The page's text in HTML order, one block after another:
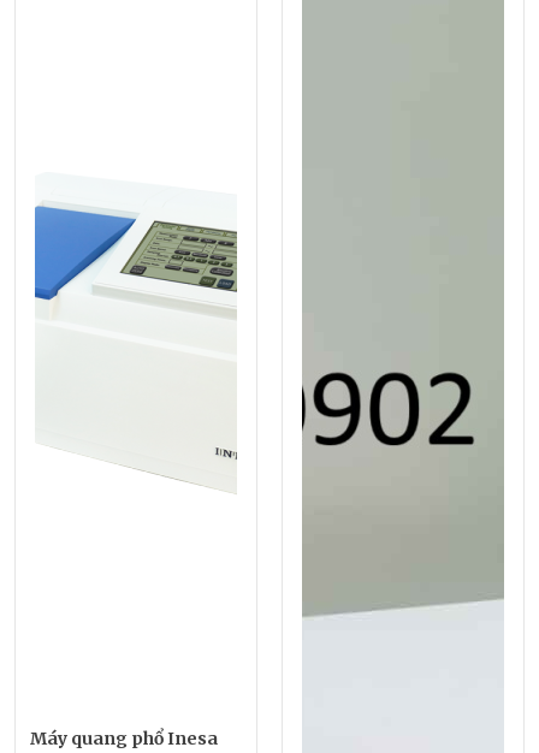
Máy quang phổ Inesa